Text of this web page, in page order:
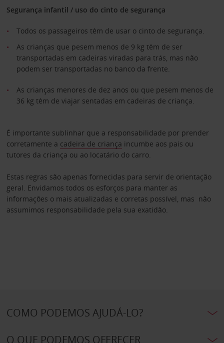
Segurança infantil / uso do cinto de segurança
Todos os passageiros têm de usar o cinto de segurança.
As crianças que pesem menos de 9 kg têm de ser
transportadas em cadeiras viradas para trás, mas não
podem ser transportadas no banco da frente.
As crianças menores de dez anos ou que pesem menos de
36 kg têm de viajar sentadas em cadeiras de criança.
É importante sublinhar que a responsabilidade por prender
corretamente a cadeira de criança incumbe aos pais ou
tutores da criança ou ao locatário do carro.
Estas regras são apenas fornecidas para servir de orientação
geral. Envidamos todos os esforços para manter as
informações o mais atualizadas e corretas possível, mas não
assumimos responsabilidade pela sua exatidão.
COMO PODEMOS AJUDÁ-LO?
O QUE PODEMOS OFERECER